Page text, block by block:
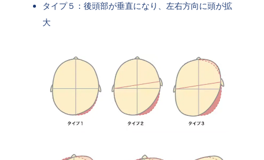
タイプ５：後頭部が垂直になり、左右方向に頭が拡
大